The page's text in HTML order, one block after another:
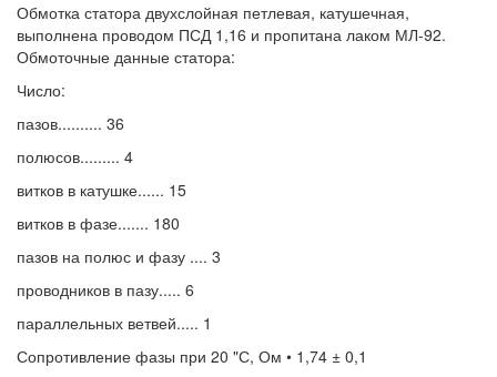
Обмотка статора двухслойная петлевая, катушечная,
выполнена проводом ПСД 1,16 и пропитана лаком МЛ-92.
Обмоточные данные статора:
Число:
пазов.......... 36
полюсов......... 4
витков в катушке...... 15
витков в фазе....... 180
пазов на полюс и фазу .... 3
проводников в пазу..... 6
параллельных ветвей..... 1
Сопротивление фазы при 20 "С, Ом • 1,74 ± 0,1